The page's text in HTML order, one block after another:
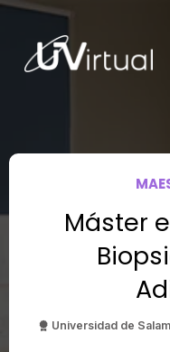
Máster
Universidad de